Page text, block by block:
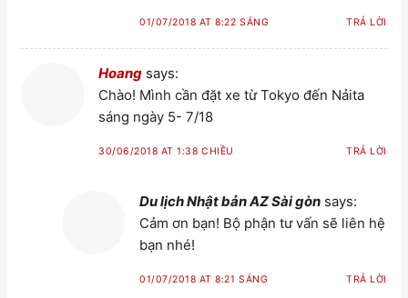
01/07/2018 AT 8:22 SÁNG TRẢ LỜI
Hoang says:
Chào! Mình cần đặt xe từ Tokyo đến Nảita
sáng ngày 5- 7/18
30/06/2018 AT 1:38 CHIỀU TRẢ LỜI
Du lịch Nhật bản AZ Sài gòn says:
Cảm ơn bạn! Bộ phận tư vấn sẽ liên hệ
bạn nhé!
01/07/2018 AT 8:21 SÁNG TRẢ LỜI